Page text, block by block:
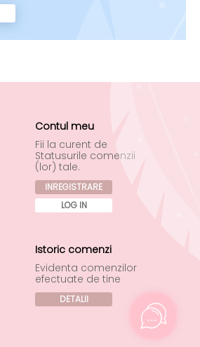
Contul meu
Fii la curent de
Statusurile comenzii
(lor) tale.
INREGISTRARE
LOG IN
Istoric comenzi
Evidenta comenzilor
efectuate de tine
DETALII